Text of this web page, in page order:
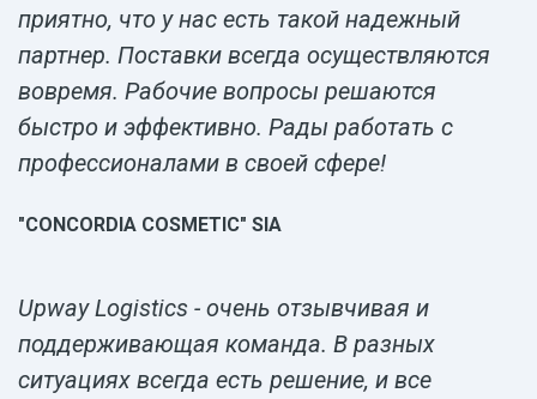
приятно, что у нас есть такой надежный
партнер. Поставки всегда осуществляются
вовремя. Рабочие вопросы решаются
быстро и эффективно. Рады работать с
профессионалами в своей сфере!
"CONCORDIA COSMETIC" SIA
Upway Logistics - очень отзывчивая и
поддерживающая команда. В разных
ситуациях всегда есть решение, и все